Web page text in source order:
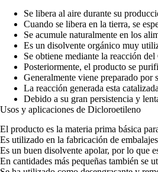
Se libera al aire durante su
Cuando se libera en la tierra, se
Se acumule naturalmente en los
Es un disolvente orgánico muy
Se obtiene mediante la reacción
Posteriormente, el producto se
Generalmente viene preparado por
La reacción generada esta
Debido a su gran persistencia y
Usos y aplicaciones de Dicloroetileno
El producto es la materia prima básica
Es utilizado en la fabricación de
Es un buen disolvente apolar, por lo que
En cantidades más pequeñas también